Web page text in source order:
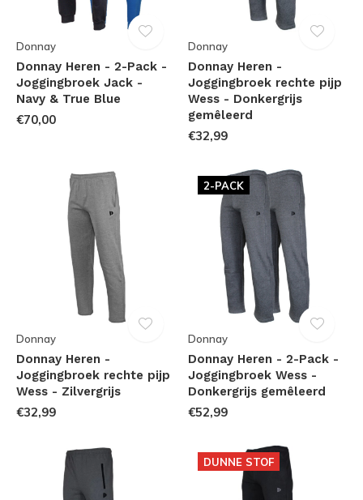
Donnay
Donnay Heren - 2-Pack -
Joggingbroek Jack -
Navy & True Blue
€70,00
Donnay
Donnay Heren -
Joggingbroek rechte pijp
Wess - Donkergrijs
gemêleerd
€32,99
Donnay
Donnay Heren -
Joggingbroek rechte pijp
Wess - Zilvergrijs
€32,99
2-PACK
Donnay
Donnay Heren - 2-Pack -
Joggingbroek Wess -
Donkergrijs gemêleerd
€52,99
DUNNE STOF